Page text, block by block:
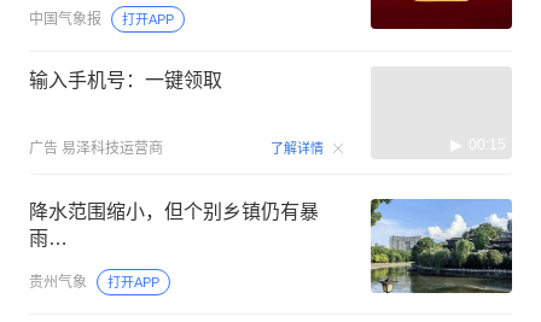
中国气象报 打开APP
输入手机号：一键领取
广告 易泽科技运营商 了解详情 00:15
降水范围缩小，但个别乡镇仍有暴
雨…
贵州气象 打开APP